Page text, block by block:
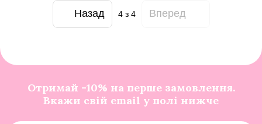
Назад 4з 4 Вперед
Отримай -10% на перше замовлення.
Вкажи свій email у полі нижче